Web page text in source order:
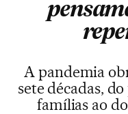
A pandemia
sete décadas,
famílias ao